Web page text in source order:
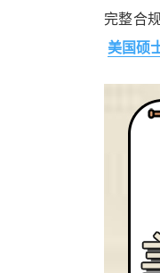
完整合
美国硕